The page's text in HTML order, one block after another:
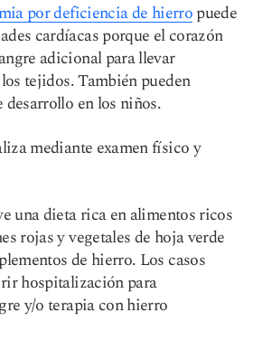
por deficiencia de hierropuede
cardíacas porque el corazón
adicional para llevar
tejidos. También pueden
en los niños.
mediante examen físico y
una dieta rica en alimentos ricos
rojas y vegetales de hoja verde
de hierro. Los casos
hospitalización para
y/o terapia con hierro